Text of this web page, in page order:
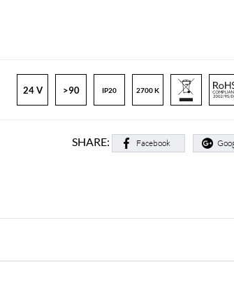
24 V >90 IP20 2700 K
SHARE: Facebook